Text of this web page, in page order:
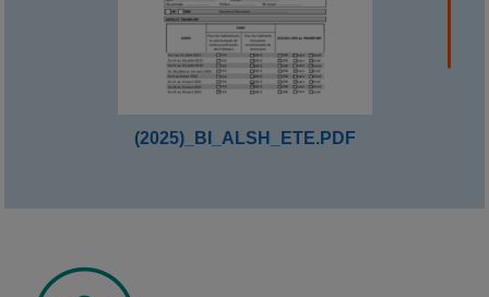
(2025)_BI_ALSH_ETE.PDF